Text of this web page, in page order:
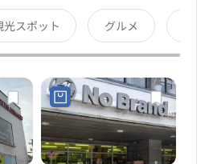
光スポット グルメ